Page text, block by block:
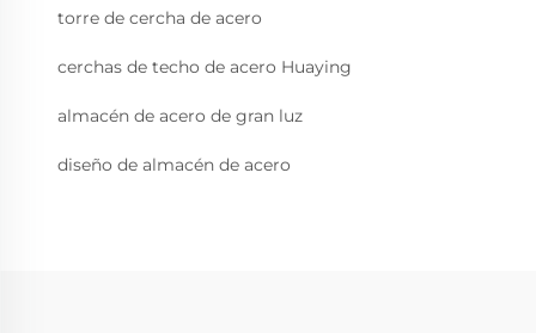
torre de cercha de acero
cerchas de techo de acero Huaying
almacén de acero de gran luz
diseño de almacén de acero